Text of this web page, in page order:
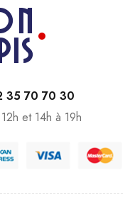
35 70 70 30
et 14h à 19h